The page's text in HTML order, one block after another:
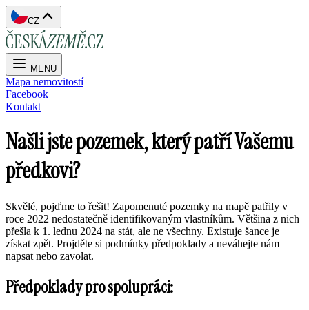
CZ
MENU
Mapa nemovitostí
Facebook
Kontakt
Našli jste pozemek, který patří Vašemu
předkovi?
Skvělé, pojďme to řešit! Zapomenuté pozemky na mapě patřily v
roce 2022 nedostatečně identifikovaným vlastníkům. Většina z nich
přešla k 1. lednu 2024 na stát, ale ne všechny. Existuje šance je
získat zpět. Projděte si podmínky předpoklady a neváhejte nám
napsat nebo zavolat.
Předpoklady pro spolupráci: